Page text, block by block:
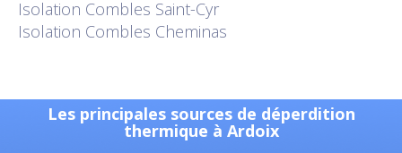
Isolation Combles Saint-Cyr
Isolation Combles Cheminas
Les principales sources de déperdition
thermique à Ardoix